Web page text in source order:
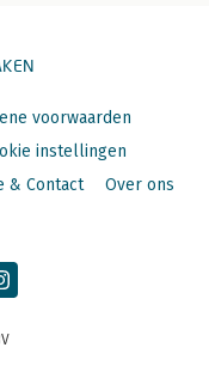
voorwaarden
instellingen
& Contact Over ons